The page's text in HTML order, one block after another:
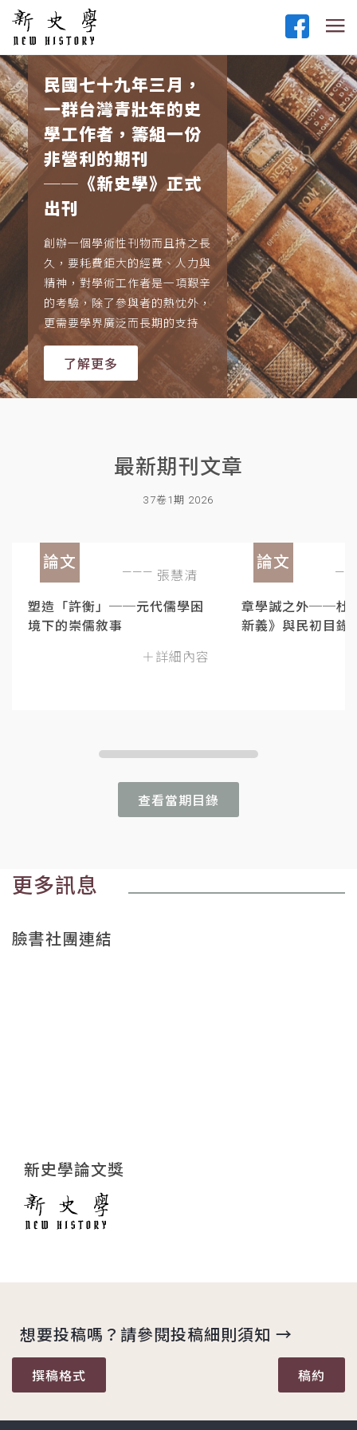
民國七十九年三月，
一群台灣青壯年的史
學工作者，籌組一份
非營利的期刊
──《新史學》正式
出刊
創辦一個學術性刊物而且持之長
久，要耗費鉅大的經費、人力與
精神，對學術工作者是一項艱辛
的考驗，除了參與者的熱忱外，
更需要學界廣泛而長期的支持
了解更多
最新期刊文章
37卷1期 2026
論文
張慧清
塑造「許衡」──元代儒學困
境下的崇儒敘事
＋詳細內容
論文
章學誠之外──杜
新義》與民初目錄
查看當期目錄
更多訊息
臉書社團連結
新史學論文獎
想要投稿嗎？請參閱投稿細則須知 →
撰稿格式 稿約